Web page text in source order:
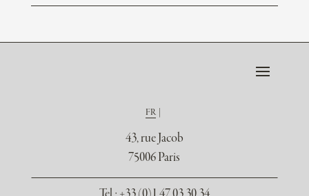
FR
43, rue Jacob
75006 Paris